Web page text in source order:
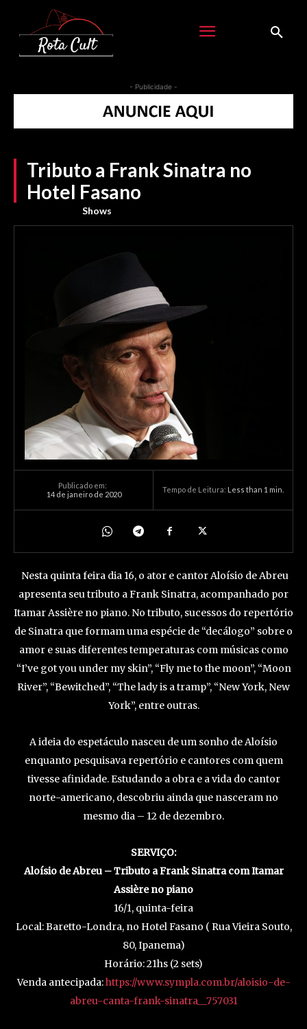
- Publicidade -
Tributo a Frank Sinatra no
Hotel Fasano
Shows
Publicado em:
14 de janeiro de 2020
Tempo de Leitura: Less than 1 min.
Nesta quinta feira dia 16, o ator e cantor Aloísio de Abreu
apresenta seu tributo a Frank Sinatra, acompanhado por
Itamar Assière no piano. No tributo, sucessos do repertório
de Sinatra que formam uma espécie de “decálogo” sobre o
amor e suas diferentes temperaturas com músicas como
“I’ve got you under my skin”, “Fly me to the moon”, “Moon
River”, “Bewitched”, “The lady is a tramp”, “New York, New
York”, entre outras.
A ideia do espetáculo nasceu de um sonho de Aloísio
enquanto pesquisava repertório e cantores com quem
tivesse afinidade. Estudando a obra e a vida do cantor
norte-americano, descobriu ainda que nasceram no
mesmo dia – 12 de dezembro.
SERVIÇO:
Aloísio de Abreu – Tributo a Frank Sinatra com Itamar
Assière no piano
16/1, quinta-feira
Local: Baretto-Londra, no Hotel Fasano ( Rua Vieira Souto,
80, Ipanema)
Horário: 21hs (2 sets)
Venda antecipada:https://www.sympla.com.br/aloisio-de-
abreu-canta-frank-sinatra__757031